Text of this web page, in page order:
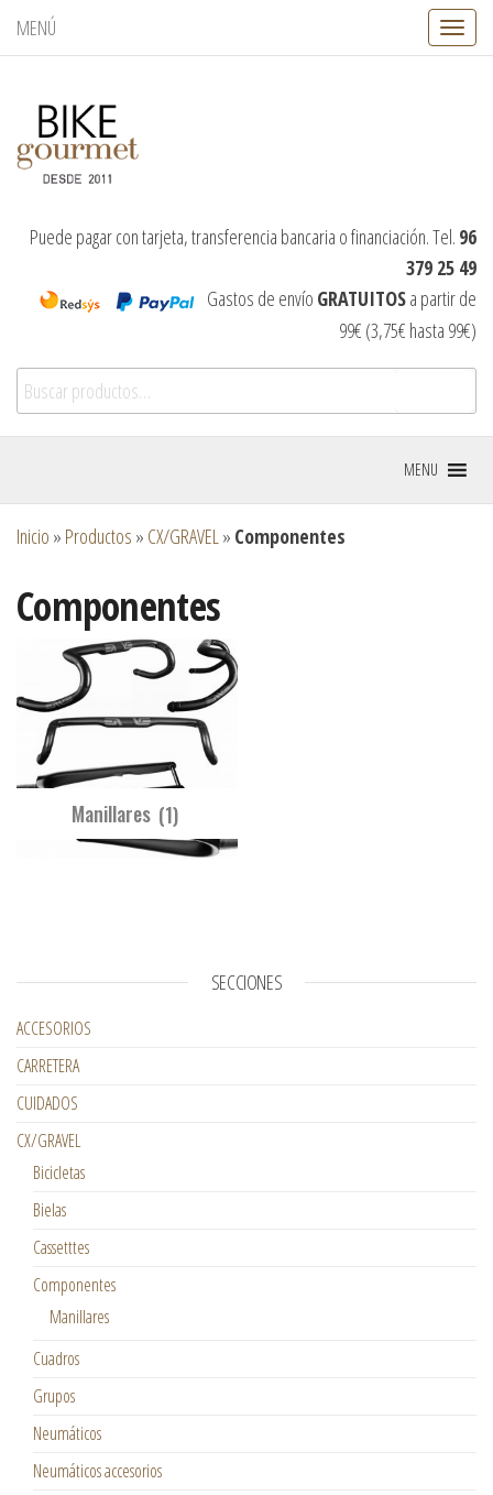
MENÚ
C
a
e
g
a
i
Puede pagar con tarjeta, transferencia bancaria o financiación. Tel. 96
379 25 49
Gastos de envío GRATUITOSa partir de
99€ (3,75€ hasta 99€)
MENU
Inicio » Productos » CX/GRAVEL » Componentes
Componentes
Manillares (1)
SECCIONES
ACCESORIOS
CARRETERA
CUIDADOS
CX/GRAVEL
Bicicletas
Bielas
Cassetttes
Componentes
Manillares
Cuadros
Grupos
Neumáticos
Neumáticos accesorios